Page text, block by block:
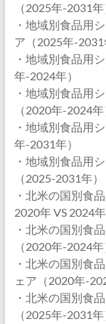
（2025年-2031年
・地域別食品用
ア（2025年-2031
・地域別食品用
年-2024年）
・地域別食品用
（2020年-2024年
・地域別食品用
年-2031年）
・地域別食品用
（2025-2031年）
・北米の国別食
2020年 VS 2024
・北米の国別食
（2020年-2024年
・北米の国別食
ェア（2020年-
・北米の国別食
（2025年-2031年